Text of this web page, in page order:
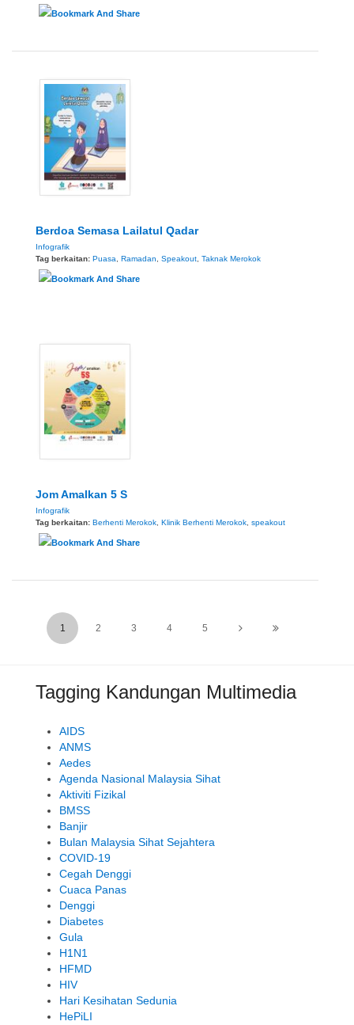
Berdoa Semasa Lailatul Qadar
Infografik
Tag berkaitan: Puasa Ramadan Speakout Taknak Merokok
Jom Amalkan 5 S
Infografik
Tag berkaitan: Berhenti Merokok Klinik Berhenti Merokok speakout
1 2 3 4 5
Tagging Kandungan Multimedia
AIDS
ANMS
Aedes
Agenda Nasional Malaysia Sihat
Aktiviti Fizikal
BMSS
Banjir
Bulan Malaysia Sihat Sejahtera
COVID-19
Cegah Denggi
Cuaca Panas
Denggi
Diabetes
Gula
H1N1
HFMD
HIV
Hari Kesihatan Sedunia
HePiLI